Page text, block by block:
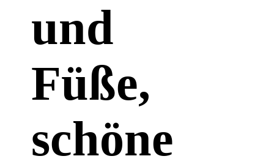
und
Füße,
schöne